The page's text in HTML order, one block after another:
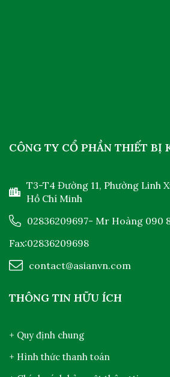
CÔNG TY CỔ PHẦN THIẾT BỊ
T3-T4 Đường 11, Phường Linh
Hồ Chí Minh
02836209697- Mr Hoàng 090
Fax:02836209698
contact@asianvn.com
THÔNG TIN HỮU ÍCH
+ Quy định chung
+ Hình thức thanh toán